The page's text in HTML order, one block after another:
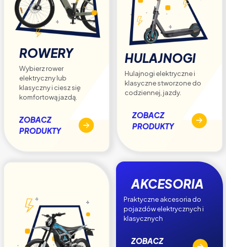
ROWERY
Wybierz rower
elektryczny lub
klasyczny i ciesz się
komfortową jazdą.
ZOBACZ
PRODUKTY
HULAJNOGI
Hulajnogi elektryczne i
klasyczne stworzone do
codziennej, jazdy.
ZOBACZ
PRODUKTY
AKCESORIA
Praktyczne akcesoria do
pojazdów elektrycznych i
klasycznych
ZOBACZ